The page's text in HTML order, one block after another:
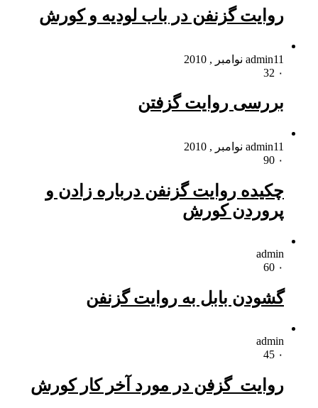
روایت گزنفن در باب لودیه و کورش
admin11 نوامبر , 2010
۰
بررسی روایت گزفتن
admin11 نوامبر , 2010
۰
چکیده روایت گزنفن درباره زادن و
پروردن کورش
admin
۰
گشودن بابل به روایت گزنفن
admin
۰
روایت گزفن در مورد آخر کار کورش